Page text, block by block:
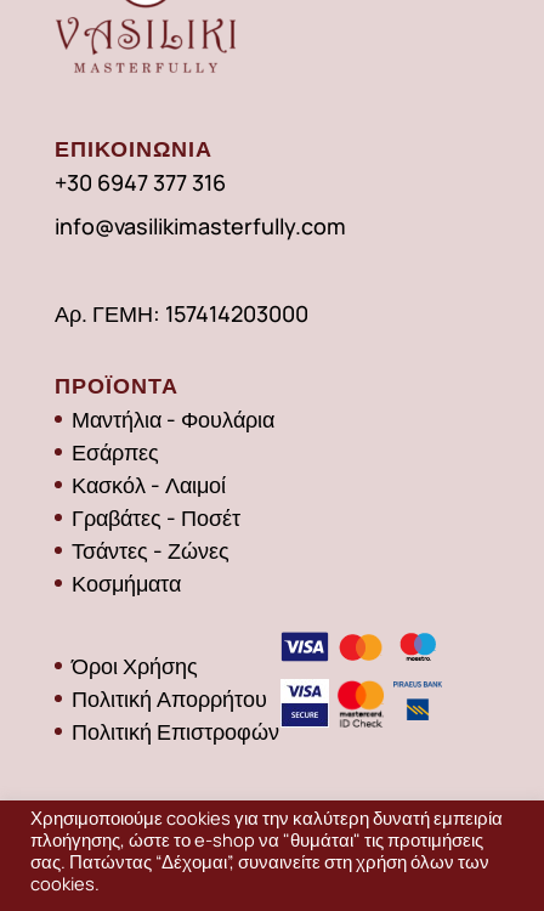
ΕΠΙΚΟΙΝΩΝΙΑ
+30 6947 377 316
info@vasilikimasterfully.com
Αρ. ΓΕΜΗ: 157414203000
ΠΡΟΪΟΝΤΑ
Μαντήλια - Φουλάρια
Εσάρπες
Κασκόλ - Λαιμοί
Γραβάτες - Ποσέτ
Τσάντες - Ζώνες
Κοσμήματα
Όροι Χρήσης
Πολιτική Απορρήτου
Πολιτική Επιστροφών
Χρησιμοποιούμε cookies για την καλύτερη δυνατή εμπειρία
πλοήγησης, ώστε το e-shop να "θυμάται" τις προτιμήσεις
σας. Πατώντας “Δέχομαι”, συναινείτε στη χρήση όλων των
cookies.